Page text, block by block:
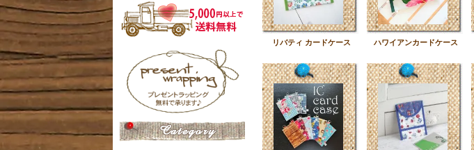
リバティ カードケース ハワイアンカードケース